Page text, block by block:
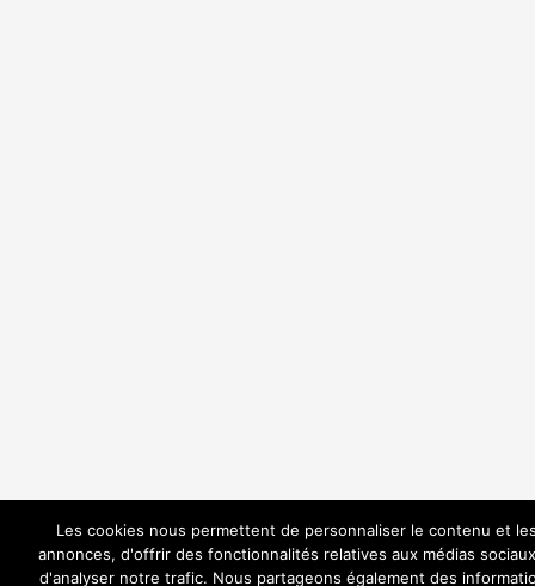
Les cookies nous permettent de personnaliser le contenu et
annonces, d'offrir des fonctionnalités relatives aux médias
d'analyser notre trafic. Nous partageons également des